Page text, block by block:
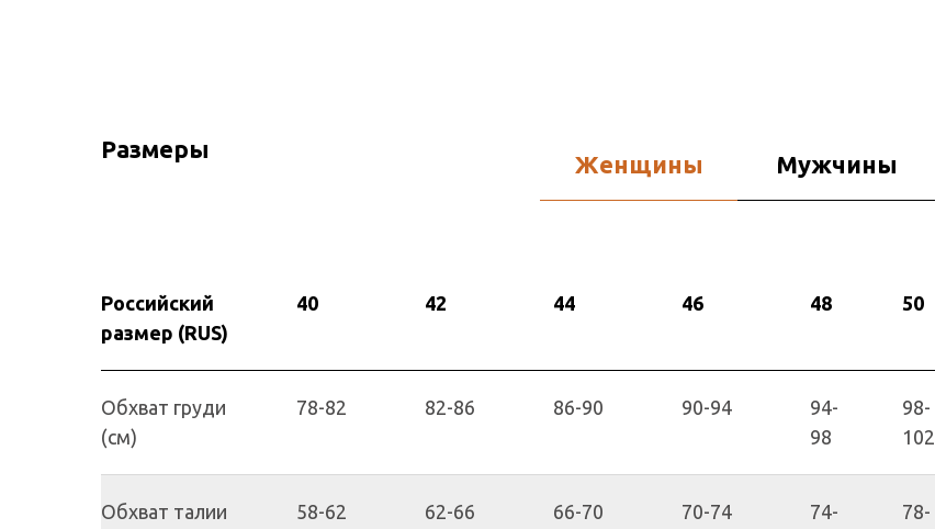
Размеры
Женщины Мужчины
Российский
размер (RUS)
40 42 44 46 48 50
Обхват груди
(см)
78-82 82-86 86-90 90-94
94-
98
98-
102
Обхват талии
58-62 62-66 66-70 70-74
74-
78-